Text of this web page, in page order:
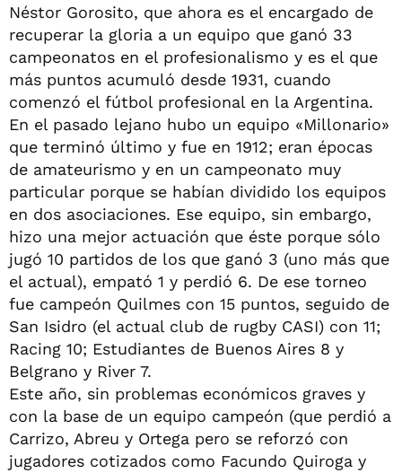
Néstor Gorosito, que ahora es el encargado de
recuperar la gloria a un equipo que ganó 33
campeonatos en el profesionalismo y es el que
más puntos acumuló desde 1931, cuando
comenzó el fútbol profesional en la Argentina.
En el pasado lejano hubo un equipo «Millonario»
que terminó último y fue en 1912; eran épocas
de amateurismo y en un campeonato muy
particular porque se habían dividido los equipos
en dos asociaciones. Ese equipo, sin embargo,
hizo una mejor actuación que éste porque sólo
jugó 10 partidos de los que ganó 3 (uno más que
el actual), empató 1 y perdió 6. De ese torneo
fue campeón Quilmes con 15 puntos, seguido de
San Isidro (el actual club de rugby CASI) con 11;
Racing 10; Estudiantes de Buenos Aires 8 y
Belgrano y River 7.
Este año, sin problemas económicos graves y
con la base de un equipo campeón (que perdió a
Carrizo, Abreu y Ortega pero se reforzó con
jugadores cotizados como Facundo Quiroga y